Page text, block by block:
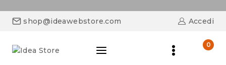
shop@ideawebstore.com Accedi
0